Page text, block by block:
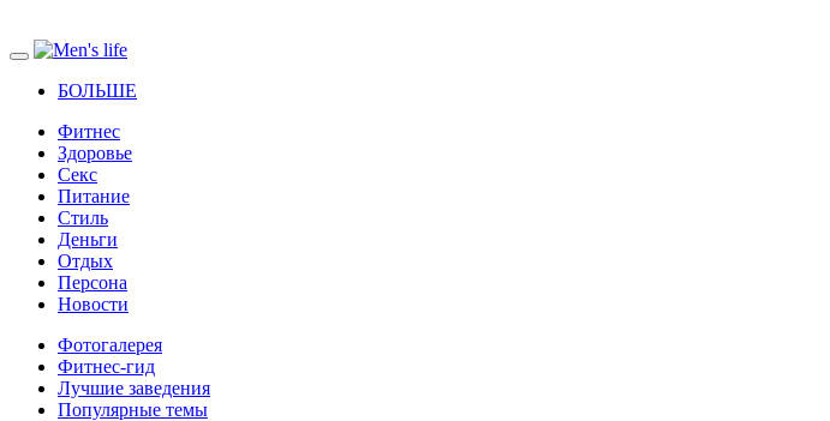
БОЛЬШЕ
Фитнес
Здоровье
Секс
Питание
Стиль
Деньги
Отдых
Персона
Новости
Фотогалерея
Фитнес-гид
Лучшие заведения
Популярные темы